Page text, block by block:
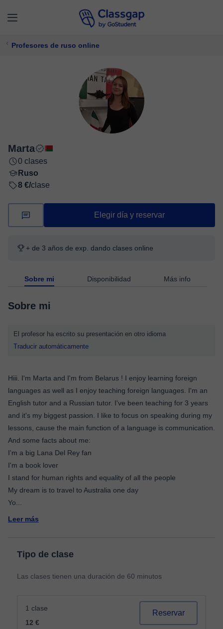
Profesores de ruso online
Marta
0 clases
Ruso
8 €/clase
Elegir día y reservar
+ de 3 años de exp. dando clases online
Sobre mi Disponibilidad Más info
Sobre mi
El profesor ha escrito su presentación en otro idioma
Traducir automáticamente
Hiii. I'm Marta and I'm from Belarus ! I enjoy learning foreign
languages as well as I enjoy teaching foreign languages. I'm an
English tutor and a Russian tutor. I've been teaching for 3 years
and it's my biggest passion. I like to focus on speaking during my
lessons, cause the main function of a language is communication.
And some facts about me:
I'm a big Lana Del Rey fan
I'm a book lover
I stand for human rights and equality of all the people
My dream is to travel to Australia one day
Yo
Leer más
Tipo de clase
Las clases tienen una duración de 60 minutos
1 clase
12 €
Reservar